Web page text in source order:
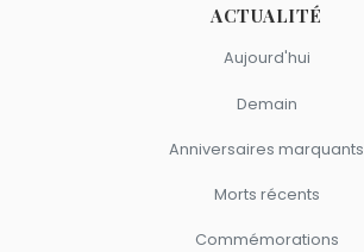
ACTUALITÉ
Aujourd'hui
Demain
Anniversaires marquants
Morts récents
Commémorations